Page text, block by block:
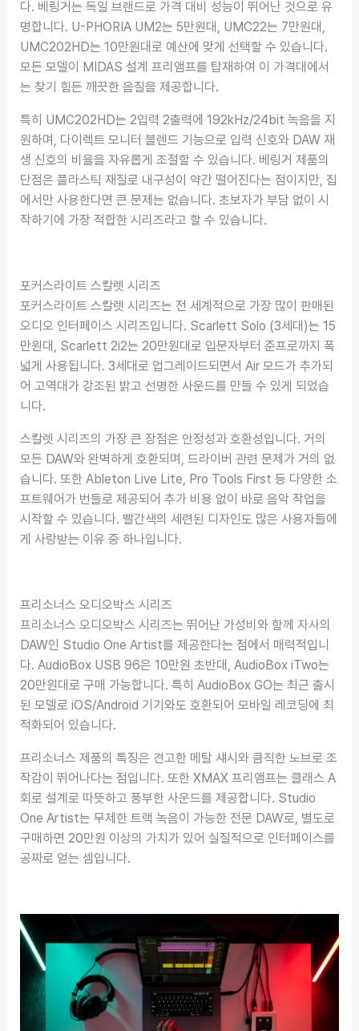
다. 베링거는 독일 브랜드로 가격 대비 성능이 뛰어난 것으로 유
명합니다. U-PHORIA UM2는 5만원대, UMC22는 7만원대,
UMC202HD는 10만원대로 예산에 맞게 선택할 수 있습니다.
모든 모델이 MIDAS 설계 프리앰프를 탑재하여 이 가격대에서
는 찾기 힘든 깨끗한 음질을 제공합니다.
특히 UMC202HD는 2입력 2출력에 192kHz/24bit 녹음을 지
원하며, 다이렉트 모니터 블렌드 기능으로 입력 신호와 DAW 재
생 신호의 비율을 자유롭게 조절할 수 있습니다. 베링거 제품의
단점은 플라스틱 재질로 내구성이 약간 떨어진다는 점이지만, 집
에서만 사용한다면 큰 문제는 없습니다. 초보자가 부담 없이 시
작하기에 가장 적합한 시리즈라고 할 수 있습니다.
포커스라이트 스칼렛 시리즈
포커스라이트 스칼렛 시리즈는 전 세계적으로 가장 많이 판매된
오디오 인터페이스 시리즈입니다. Scarlett Solo (3세대)는 15
만원대, Scarlett 2i2는 20만원대로 입문자부터 준프로까지 폭
넓게 사용됩니다. 3세대로 업그레이드되면서 Air 모드가 추가되
어 고역대가 강조된 밝고 선명한 사운드를 만들 수 있게 되었습
니다.
스칼렛 시리즈의 가장 큰 장점은 안정성과 호환성입니다. 거의
모든 DAW와 완벽하게 호환되며, 드라이버 관련 문제가 거의 없
습니다. 또한 Ableton Live Lite, Pro Tools First 등 다양한 소
프트웨어가 번들로 제공되어 추가 비용 없이 바로 음악 작업을
시작할 수 있습니다. 빨간색의 세련된 디자인도 많은 사용자들에
게 사랑받는 이유 중 하나입니다.
프리소너스 오디오박스 시리즈
프리소너스 오디오박스 시리즈는 뛰어난 가성비와 함께 자사의
DAW인 Studio One Artist를 제공한다는 점에서 매력적입니
다. AudioBox USB 96은 10만원 초반대, AudioBox iTwo는
20만원대로 구매 가능합니다. 특히 AudioBox GO는 최근 출시
된 모델로 iOS/Android 기기와도 호환되어 모바일 레코딩에 최
적화되어 있습니다.
프리소너스 제품의 특징은 견고한 메탈 섀시와 큼직한 노브로 조
작감이 뛰어나다는 점입니다. 또한 XMAX 프리앰프는 클래스 A
회로 설계로 따뜻하고 풍부한 사운드를 제공합니다. Studio
One Artist는 무제한 트랙 녹음이 가능한 전문 DAW로, 별도로
구매하면 20만원 이상의 가치가 있어 실질적으로 인터페이스를
공짜로 얻는 셈입니다.